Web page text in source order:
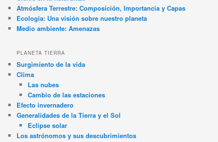
Atmósfera Terrestre: Composición, Importancia y Capas
Ecología: Una visión sobre nuestro planeta
Medio ambiente: Amenazas
PLANETA TIERRA
Surgimiento de la vida
Clima
Las nubes
Cambio de las estaciones
Efecto invernadero
Generalidades de la Tierra y el Sol
Eclipse solar
Los astrónomos y sus descubrimientos